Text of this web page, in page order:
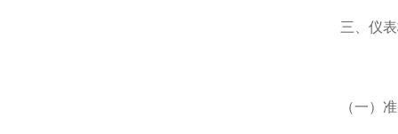
三、仪表
（一）准